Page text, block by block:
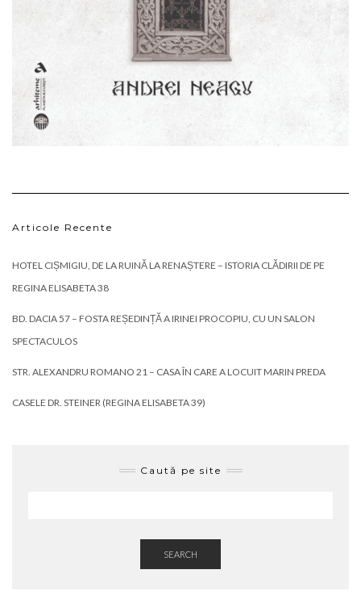
Articole Recente
HOTEL CIȘMIGIU, DE LA RUINĂ LA RENAȘTERE – ISTORIA CLĂDIRII DE PE
REGINA ELISABETA 38
BD. DACIA 57 – FOSTA REȘEDINȚĂ A IRINEI PROCOPIU, CU UN SALON
SPECTACULOS
STR. ALEXANDRU ROMANO 21 – CASA ÎN CARE A LOCUIT MARIN PREDA
CASELE DR. STEINER (REGINA ELISABETA 39)
Caută pe site
SEARCH